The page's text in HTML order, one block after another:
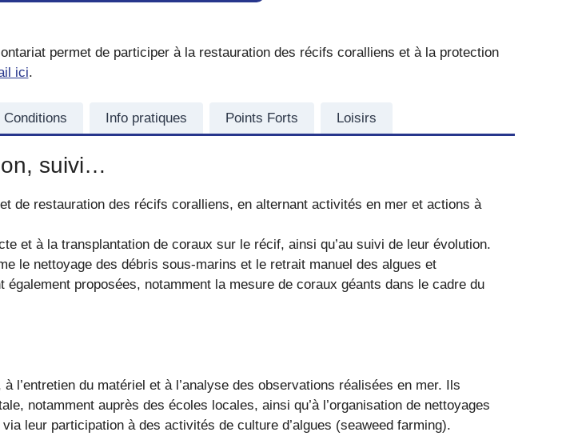
permet de participer à la restauration des récifs coralliens et à la protection
ici.
Conditions Info pratiques Points Forts Loisirs
suivi…
de restauration des récifs coralliens, en alternant activités en mer et actions à
et à la transplantation de coraux sur le récif, ainsi qu’au suivi de leur évolution.
le nettoyage des débris sous-marins et le retrait manuel des algues et
proposées, notamment la mesure de coraux géants dans le cadre du
du matériel et à l’analyse des observations réalisées en mer. Ils
notamment auprès des écoles locales, ainsi qu’à l’organisation de nettoyages
leur participation à des activités de culture d’algues (seaweed farming).